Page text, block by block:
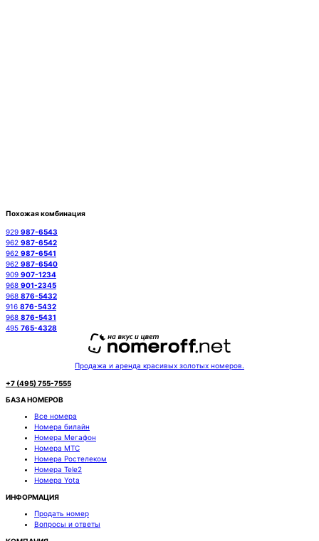
Похожая комбинация
929 987-6543
962 987-6542
962 987-6541
962 987-6540
909 907-1234
968 901-2345
968 876-5432
916 876-5432
968 876-5431
495 765-4328
Продажа и аренда красивых золотых номеров.
+7 (495) 755-7555
БАЗА НОМЕРОВ
Все номера
Номера билайн
Номера Мегафон
Номера МТС
Номера Ростелеком
Номера Tele2
Номера Yota
ИНФОРМАЦИЯ
Продать номер
Вопросы и ответы